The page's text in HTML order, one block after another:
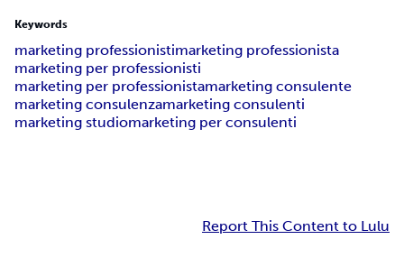
Keywords
marketing professionistimarketing professionista
marketing per professionisti
marketing per professionistamarketing consulente
marketing consulenzamarketing consulenti
marketing studiomarketing per consulenti
Report This Content to Lulu